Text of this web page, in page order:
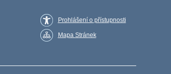
Prohlášení o přístupnosti
Mapa Stránek